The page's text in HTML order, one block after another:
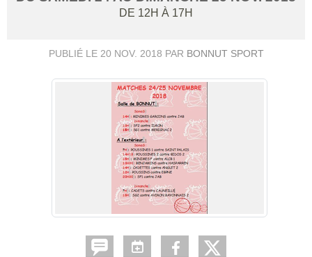
DE 12H À 17H
PUBLIÉ LE 20 NOV. 2018 PAR BONNUT SPORT